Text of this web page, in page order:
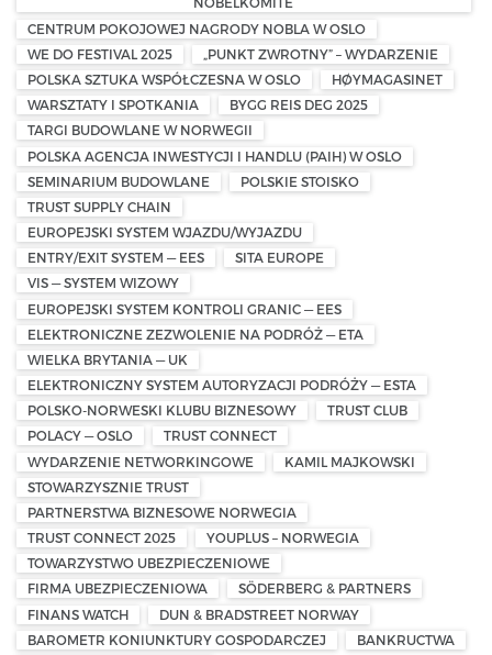
CENTRUM POKOJOWEJ NAGRODY NOBLA W OSLO
WE DO FESTIVAL 2025
„PUNKT ZWROTNY” – WYDARZENIE
POLSKA SZTUKA WSPÓŁCZESNA W OSLO
HØYMAGASINET
WARSZTATY I SPOTKANIA
BYGG REIS DEG 2025
TARGI BUDOWLANE W NORWEGII
POLSKA AGENCJA INWESTYCJI I HANDLU (PAIH) W OSLO
SEMINARIUM BUDOWLANE
POLSKIE STOISKO
TRUST SUPPLY CHAIN
EUROPEJSKI SYSTEM WJAZDU/WYJAZDU
ENTRY/EXIT SYSTEM — EES
SITA EUROPE
VIS — SYSTEM WIZOWY
EUROPEJSKI SYSTEM KONTROLI GRANIC — EES
ELEKTRONICZNE ZEZWOLENIE NA PODRÓŻ — ETA
WIELKA BRYTANIA — UK
ELEKTRONICZNY SYSTEM AUTORYZACJI PODRÓŻY — ESTA
POLSKO-NORWESKI KLUBU BIZNESOWY
TRUST CLUB
POLACY — OSLO
TRUST CONNECT
WYDARZENIE NETWORKINGOWE
KAMIL MAJKOWSKI
STOWARZYSZNIE TRUST
PARTNERSTWA BIZNESOWE NORWEGIA
TRUST CONNECT 2025
YOUPLUS – NORWEGIA
TOWARZYSTWO UBEZPIECZENIOWE
FIRMA UBEZPIECZENIOWA
SÖDERBERG & PARTNERS
FINANS WATCH
DUN & BRADSTREET NORWAY
BAROMETR KONIUNKTURY GOSPODARCZEJ
BANKRUCTWA